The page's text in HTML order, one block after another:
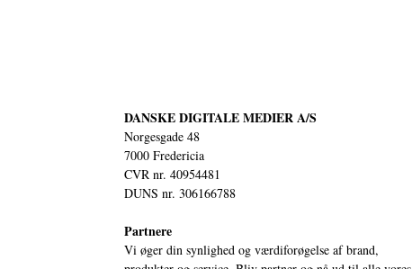
DANSKE DIGITALE MEDIER A/S
Norgesgade 48
7000 Fredericia
CVR nr. 40954481
DUNS nr. 306166788
Partnere
Vi øger din synlighed og værdiforøgelse af brand,